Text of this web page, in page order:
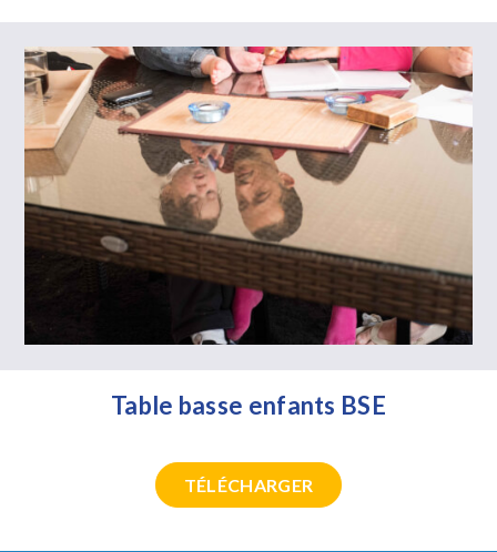
Table basse enfants BSE
TÉLÉCHARGER